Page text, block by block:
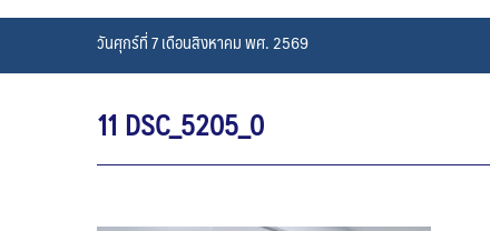
วันศุกร์ที่ 7 เดือนสิงหาคม พศ. 2569
11 DSC_5205_0